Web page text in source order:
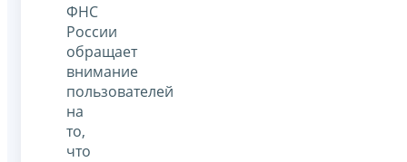
ФНС
России
обращает
внимание
пользователей
на
то,
что